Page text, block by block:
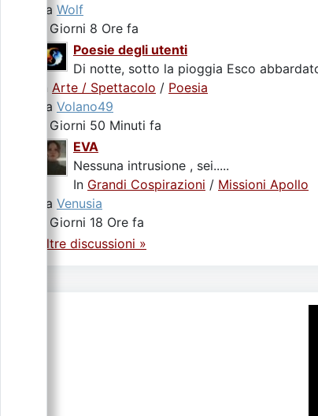
da Wolf
2 Giorni 8 Ore fa
Poesie degli utenti
Di notte, sotto la pioggia Esco
Arte / Spettacolo / Poesia
da Volano49
3 Giorni 50 Minuti fa
EVA
Nessuna intrusione , sei.....
In Grandi Cospirazioni / Missioni Apollo
da Venusia
4 Giorni 18 Ore fa
Altre discussioni »